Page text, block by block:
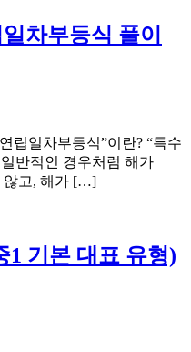
차부등식 풀이
립일차부등식”이란? “특수
반적인 경우처럼 해가
않고, 해가 […]
1 기본 대표 유형)